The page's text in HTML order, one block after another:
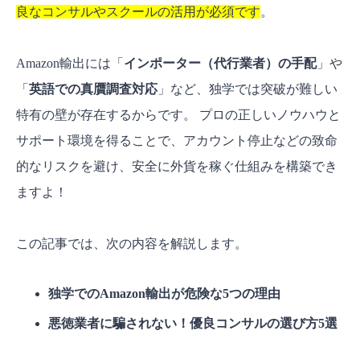
良なコンサルやスクールの活用が必須です。
Amazon輸出には「 インポーター（代行業者）の手配」や
「 英語での真贋調査対応 」など、独学では突破が難しい
特有の壁が存在するからです。 プロの正しいノウハウと
サポート環境を得ることで、アカウント停止などの致命
的なリスクを避け、安全に外貨を稼ぐ仕組みを構築でき
ますよ！
この記事では、次の内容を解説します。
独学でのAmazon輸出が危険な5つの理由
悪徳業者に騙されない！優良コンサルの選び方5選